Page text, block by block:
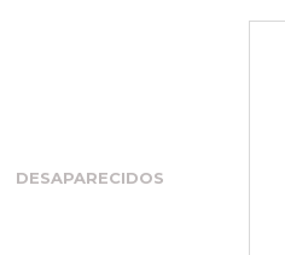
DESAPARECIDOS